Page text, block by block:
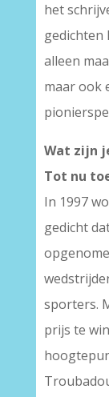
het
gedichten
alleen
maar ook
Wat zijn
Tot nu
In 1997
gedicht
sporters.
prijs te